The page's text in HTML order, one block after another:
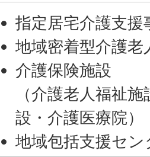
指定居宅介護支援
地域密着型介護老
介護保険施設
（介護老人福祉
設・介護医療院）
地域包括支援セン